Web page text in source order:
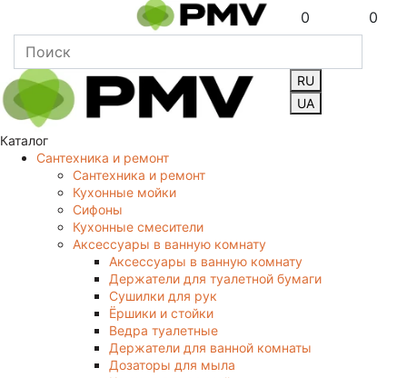
0 0
RU
UA
Каталог
Сантехника и ремонт
Сантехника и ремонт
Кухонные мойки
Сифоны
Кухонные смесители
Аксессуары в ванную комнату
Аксессуары в ванную комнату
Держатели для туалетной бумаги
Сушилки для рук
Ёршики и стойки
Ведра туалетные
Держатели для ванной комнаты
Дозаторы для мыла